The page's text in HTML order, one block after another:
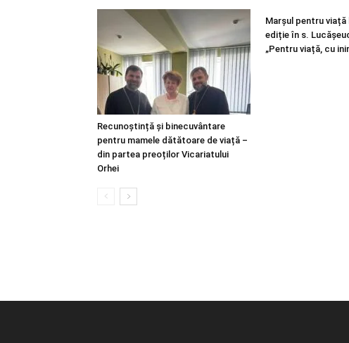
Recunoștință și binecuvântare
pentru mamele dătătoare de viață –
din partea preoților Vicariatului
Orhei
Marșul pentru viață
ediție în s.
„Pentru viață, cu